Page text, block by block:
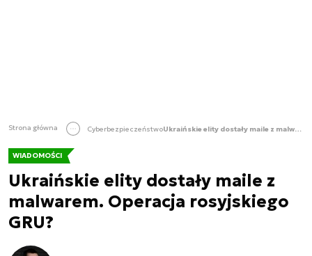
Strona główna Cyberbezpieczeństwo Ukraińskie elity dostały maile z malwarem. Operacja rosyjskiego GRU?
WIADOMOŚCI
Ukraińskie elity dostały maile z
malwarem. Operacja rosyjskiego
GRU?